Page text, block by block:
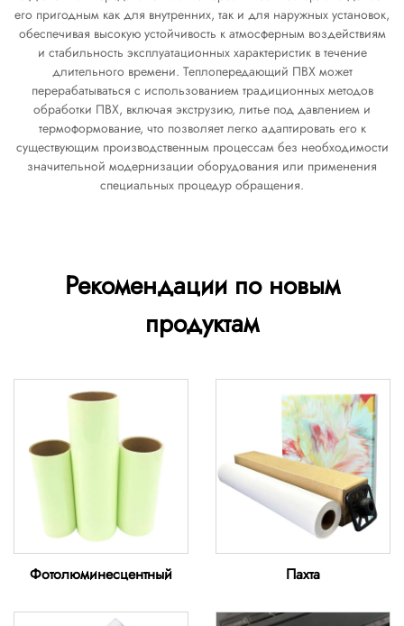
его пригодным как для внутренних, так и для наружных установок,
обеспечивая высокую устойчивость к атмосферным воздействиям
и стабильность эксплуатационных характеристик в течение
длительного времени. Теплопередающий ПВХ может
перерабатываться с использованием традиционных методов
обработки ПВХ, включая экструзию, литье под давлением и
термоформование, что позволяет легко адаптировать его к
существующим производственным процессам без необходимости
значительной модернизации оборудования или применения
специальных процедур обращения.
Рекомендации по новым
продуктам
Фотолюминесцентный Пахта